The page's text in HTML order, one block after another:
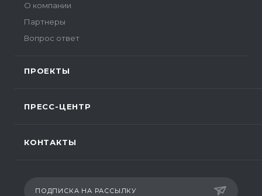
О компании
Партнеры
Вопрос ответ
ПРОЕКТЫ
ПРЕСС-ЦЕНТР
КОНТАКТЫ
ПОДПИСКА НА РАССЫЛКУ